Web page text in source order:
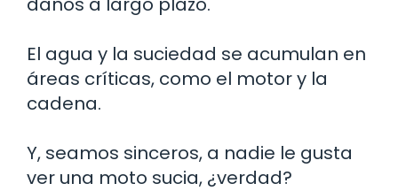
El agua y la suciedad se acumulan en
áreas críticas, como el motor y la
cadena.
Y, seamos sinceros, a nadie le gusta
ver una moto sucia, ¿verdad?